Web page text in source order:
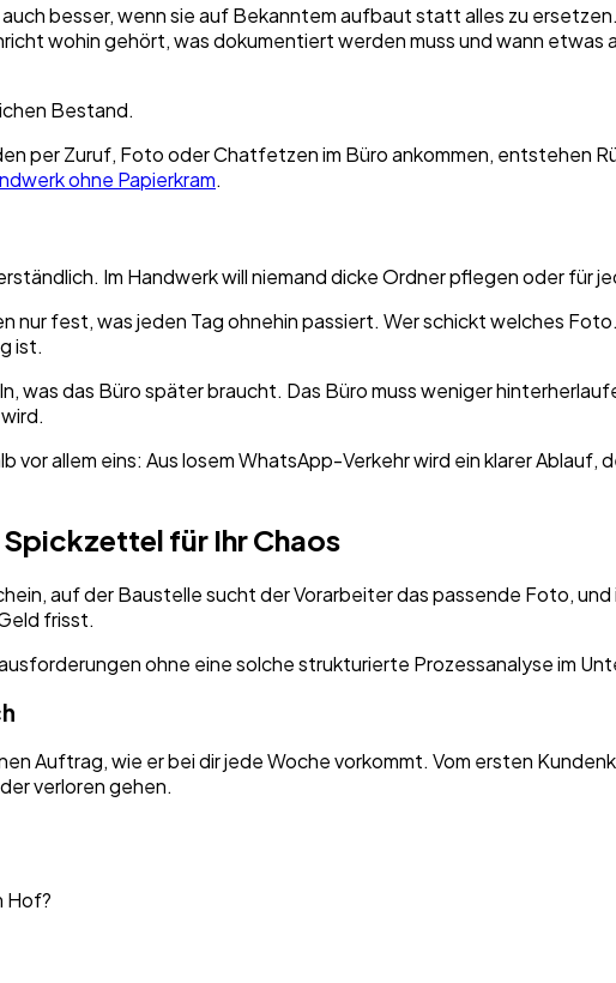
besser, wenn sie auf Bekanntem aufbaut statt alles zu
wohin gehört, was dokumentiert werden muss und wann etwas
Bestand.
per Zuruf, Foto oder Chatfetzen im Büro ankommen, entstehen
ohne Papierkram.
Im Handwerk will niemand dicke Ordner pflegen oder für
nur fest, was jeden Tag ohnehin passiert. Wer schickt welches
ist.
was das Büro später braucht. Das Büro muss weniger
vor allem eins: Aus losem WhatsApp-Verkehr wird ein klarer Ablauf,
für Ihr Chaos
auf der Baustelle sucht der Vorarbeiter das passende Foto,
frisst.
Auftrag, wie er bei dir jede Woche vorkommt. Vom ersten
verloren gehen.
Hof?